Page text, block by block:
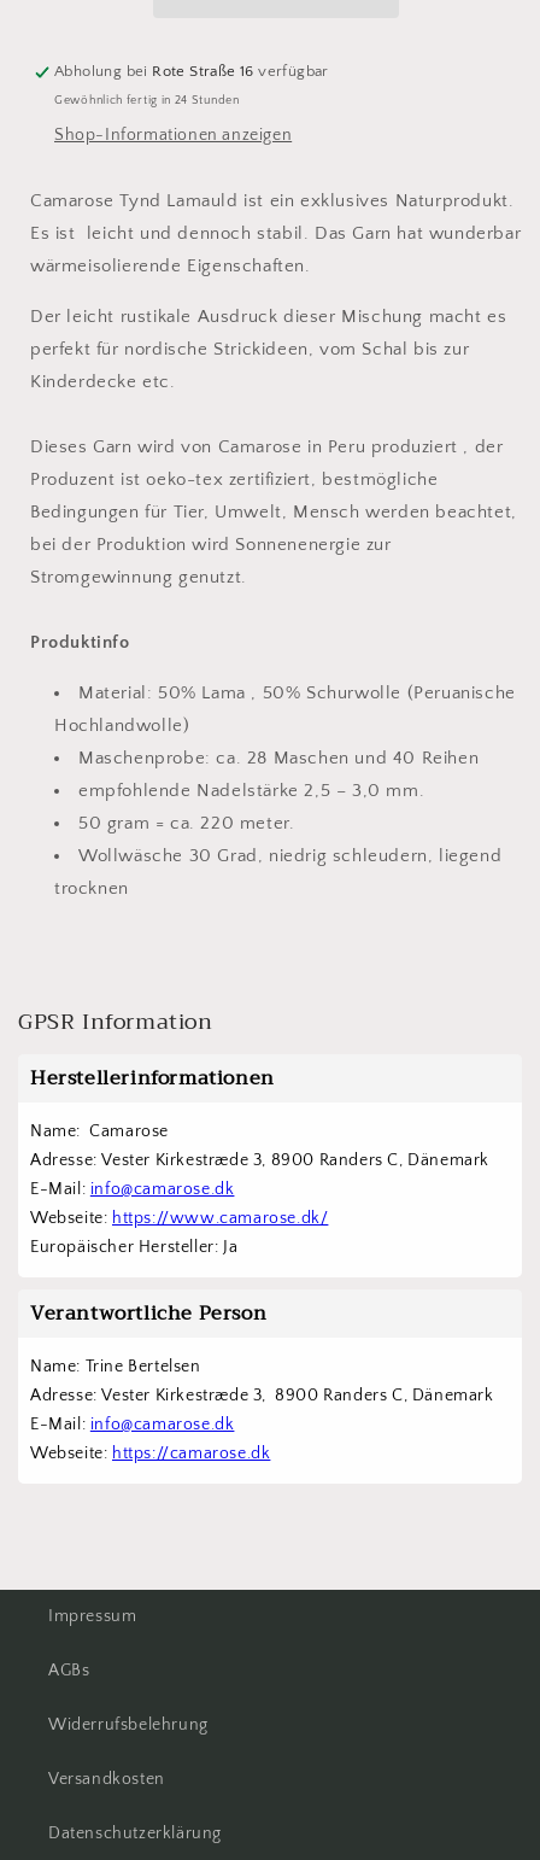
Abholung bei Rote Straße 16 verfügbar
Gewöhnlich fertig in 24 Stunden
Shop-Informationen anzeigen
Camarose Tynd Lamauld ist ein exklusives Naturprodukt.
Es ist leicht und dennoch stabil. Das Garn hat wunderbar
wärmeisolierende Eigenschaften.
Der leicht rustikale Ausdruck dieser Mischung macht es
perfekt für nordische Strickideen, vom Schal bis zur
Kinderdecke etc.
Dieses Garn wird von Camarose in Peru produziert , der
Produzent ist oeko-tex zertifiziert, bestmögliche
Bedingungen für Tier, Umwelt, Mensch werden beachtet,
bei der Produktion wird Sonnenenergie zur
Stromgewinnung genutzt.
Produktinfo
Material: 50% Lama , 50% Schurwolle (Peruanische
Hochlandwolle)
Maschenprobe: ca. 28 Maschen und 40 Reihen
empfohlende Nadelstärke 2,5 – 3,0 mm.
50 gram = ca. 220 meter.
Wollwäsche 30 Grad, niedrig schleudern, liegend
trocknen
GPSR Information
Herstellerinformationen
Name:  Camarose
Adresse: Vester Kirkestræde 3, 8900 Randers C, Dänemark
E-Mail: info@camarose.dk
Webseite: https://www.camarose.dk/
Europäischer Hersteller: Ja
Verantwortliche Person
Name: Trine Bertelsen
Adresse: Vester Kirkestræde 3,  8900 Randers C, Dänemark
E-Mail: info@camarose.dk
Webseite: https://camarose.dk
Impressum
AGBs
Widerrufsbelehrung
Versandkosten
Datenschutzerklärung